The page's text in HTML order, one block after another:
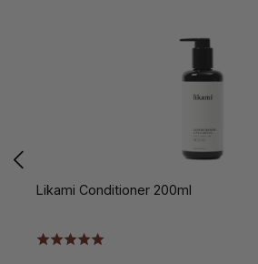
Likami Conditioner 200ml